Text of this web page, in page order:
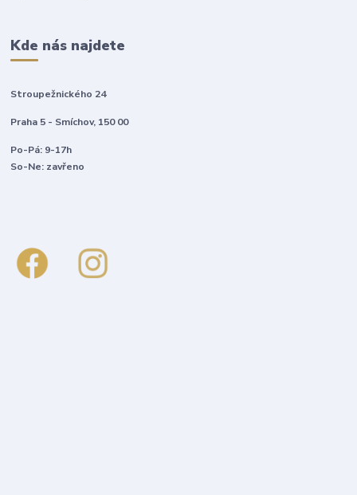
Kde nás najdete
Stroupežnického 24
Praha 5 - Smíchov, 150 00
Po-Pá: 9-17h
So-Ne: zavřeno